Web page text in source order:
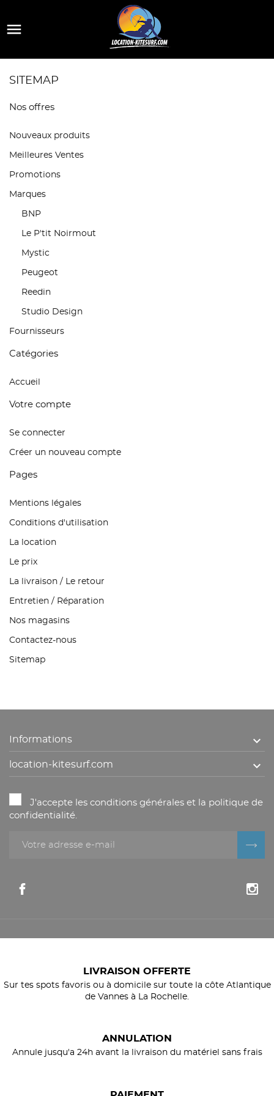

SITEMAP
Nos offres
Nouveaux produits
Meilleures Ventes
Promotions
Marques
BNP
Le P'tit Noirmout
Mystic
Peugeot
Reedin
Studio Design
Fournisseurs
Catégories
Accueil
Votre compte
Se connecter
Créer un nouveau compte
Pages
Mentions légales
Conditions d'utilisation
La location
Le prix
La livraison / Le retour
Entretien / Réparation
Nos magasins
Contactez-nous
Sitemap
Informations 
location-kitesurf.com 
J'accepte les conditions générales et la politique de
confidentialité.
LIVRAISON OFFERTE
Sur tes spots favoris ou à domicile sur toute la côte Atlantique
de Vannes à La Rochelle.
ANNULATION
Annule jusqu'a 24h avant la livraison du matériel sans frais